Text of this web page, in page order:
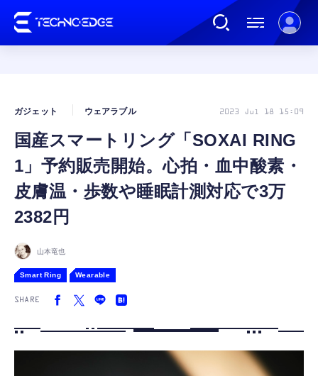
AI
ガジェット
FOLLOW US
国産スマートリング「SOXAI RING
1」予約販売開始。心拍・血中酸素・
皮膚温・歩数や睡眠計測対応で3万
2382円
ガジェット ウェアラブル 2023 Jul 18 15:09
山本竜也
Smart Ring Wearable
SHARE